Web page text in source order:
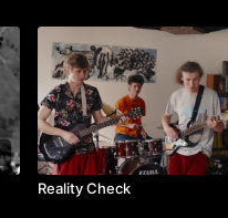
Reality Check